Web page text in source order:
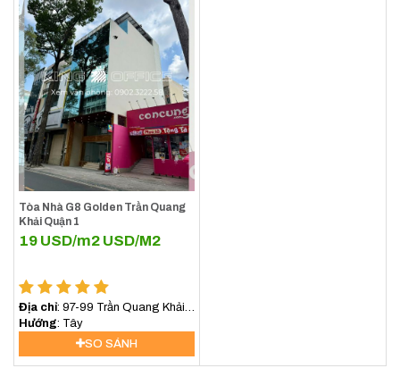
Tòa Nhà G8 Golden Trần Quang
Khải Quận 1
19 USD/m2 USD/M2
Địa chỉ: 97-99 Trần Quang Khải,
Phường Tân Định, TP HCM
Hướng : Tây
SO SÁNH